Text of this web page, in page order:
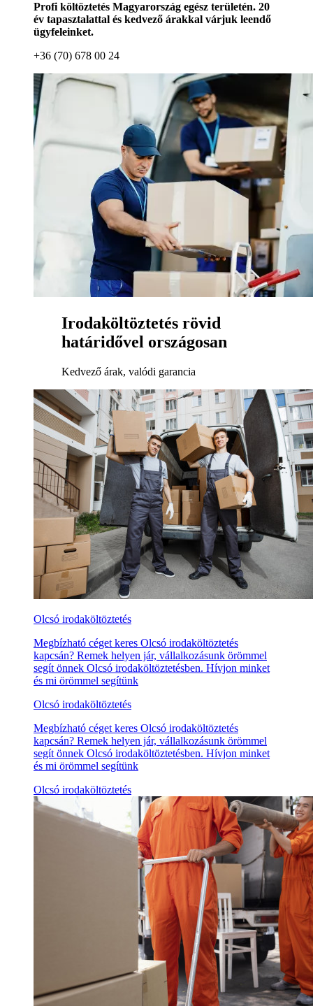
Profi költöztetés Magyarország egész területén. 20
év tapasztalattal és kedvező árakkal várjuk leendő
ügyfeleinket.
+36 (70) 678 00 24
Irodaköltöztetés rövid
határidővel országosan
Kedvező árak, valódi garancia
Olcsó irodaköltöztetés
Megbízható céget keres Olcsó irodaköltöztetés
kapcsán? Remek helyen jár, vállalkozásunk örömmel
segít önnek Olcsó irodaköltöztetésben. Hívjon minket
és mi örömmel segítünk
Olcsó irodaköltöztetés
Megbízható céget keres Olcsó irodaköltöztetés
kapcsán? Remek helyen jár, vállalkozásunk örömmel
segít önnek Olcsó irodaköltöztetésben. Hívjon minket
és mi örömmel segítünk
Olcsó irodaköltöztetés